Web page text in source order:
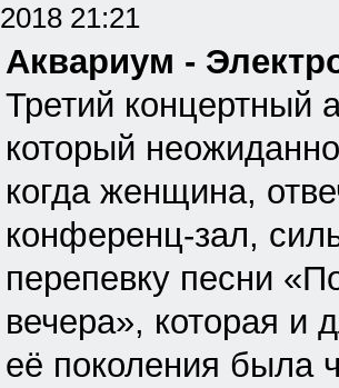
2018 21:21
Аквариум -
Третий концертный
который
когда женщина,
конференц-зал,
перепевку песни
вечера», которая и
её поколения была